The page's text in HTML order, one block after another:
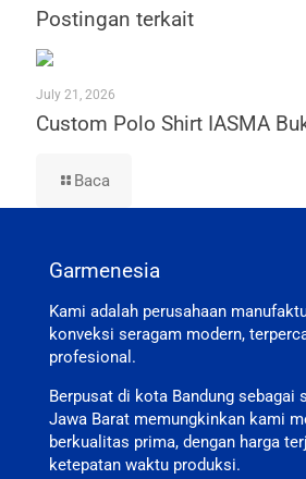
Postingan terkait
July 21, 2026
Custom Polo Shirt IASMA
Baca
Garmenesia
Kami adalah perusahaan
konveksi seragam modern,
profesional.
Berpusat di kota Bandung sebagai
Jawa Barat memungkinkan kami
berkualitas prima, dengan harga
ketepatan waktu produksi.